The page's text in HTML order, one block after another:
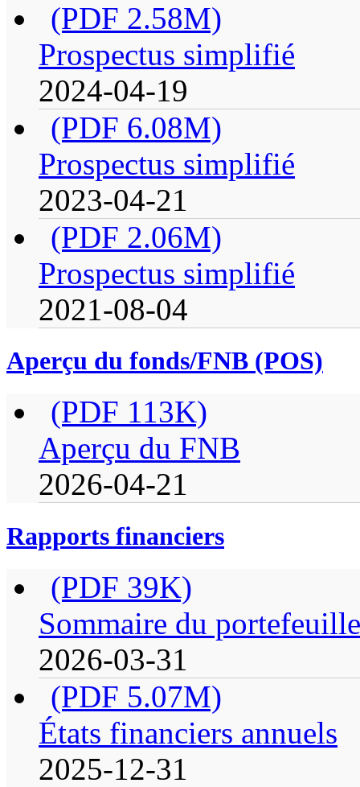
(PDF 2.58M)
Prospectus simplifié
2024-04-19
(PDF 6.08M)
Prospectus simplifié
2023-04-21
(PDF 2.06M)
Prospectus simplifié
2021-08-04
Aperçu du fonds/FNB (POS)
(PDF 113K)
Aperçu du FNB
2026-04-21
Rapports financiers
(PDF 39K)
Sommaire du portefeuille
2026-03-31
(PDF 5.07M)
États financiers annuels
2025-12-31